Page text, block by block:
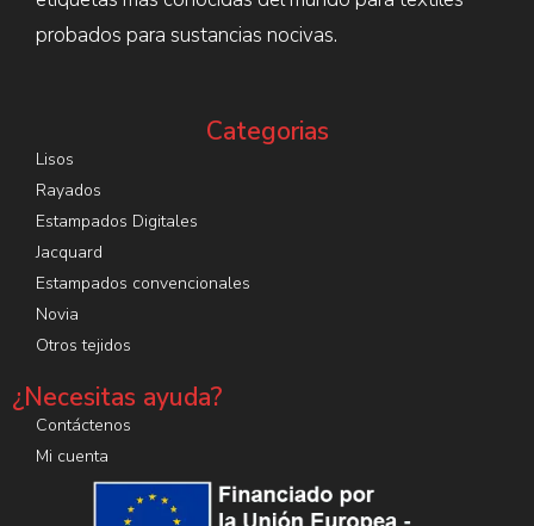
probados para sustancias nocivas.
Categorias
Lisos
Rayados
Estampados Digitales
Jacquard
Estampados convencionales
Novia
Otros tejidos
¿Necesitas ayuda?
Contáctenos
Mi cuenta